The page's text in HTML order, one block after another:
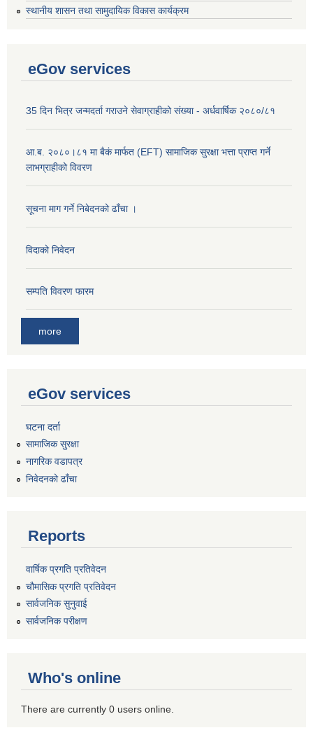
स्थानीय शासन तथा सामुदायिक विकास कार्यक्रम
eGov services
35 दिन भित्र जन्मदर्ता गराउने सेवाग्राहीको संख्या - अर्धवार्षिक २०८०/८१
आ.ब. २०८०।८१ मा बैकं मार्फत (EFT) सामाजिक सुरक्षा भत्ता प्राप्त गर्ने
लाभग्राहीको विवरण
सूचना माग गर्ने निबेदनको ढाँचा ।
विदाको निवेदन
सम्पति विवरण फारम
more
eGov services
घटना दर्ता
सामाजिक सुरक्षा
नागरिक वडापत्र
निवेदनको ढाँचा
Reports
वार्षिक प्रगति प्रतिवेदन
चौमासिक प्रगति प्रतिवेदन
सार्वजनिक सुनुवाई
सार्वजनिक परीक्षण
Who's online
There are currently 0 users online.